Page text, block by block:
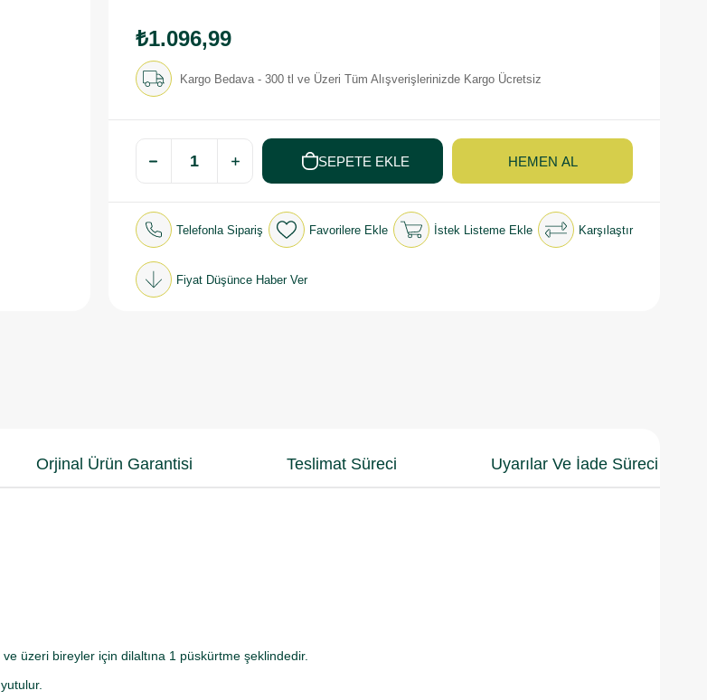
₺1.096,99
Kargo Bedava - 300 tl ve Üzeri Tüm Alışverişlerinizde Kargo Ücretsiz
Telefonla Sipariş Favorilere Ekle İstek Listeme Ekle Karşılaştır
Fiyat Düşünce Haber Ver
Orjinal Ürün Garantisi Teslimat Süreci Uyarılar Ve İade Süreci
üzeri bireyler için dilaltına 1 püskürtme şeklindedir.